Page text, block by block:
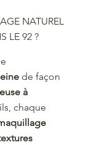
NATUREL
LE 92 ?
de façon
à
chaque